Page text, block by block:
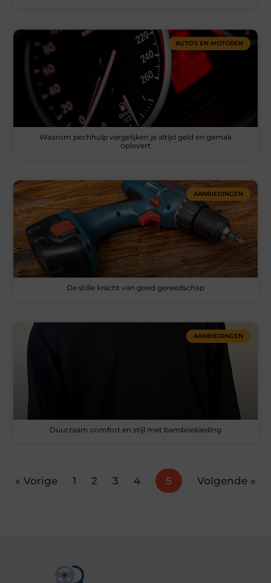
AUTO’S EN MOTOREN
Waarom pechhulp vergelijken je altijd geld en gemak
oplevert
AANBIEDINGEN
De stille kracht van goed gereedschap
AANBIEDINGEN
Duurzaam comfort en stijl met bamboekleding
« Vorige 1 2 3 4 5 Volgende »